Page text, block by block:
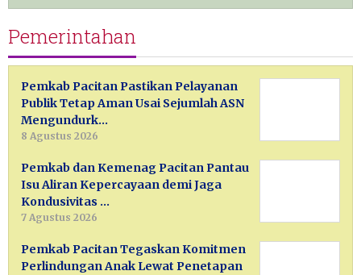
Pemerintahan
Pemkab Pacitan Pastikan Pelayanan
Publik Tetap Aman Usai Sejumlah ASN
Mengundurk…
8 Agustus 2026
Pemkab dan Kemenag Pacitan Pantau
Isu Aliran Kepercayaan demi Jaga
Kondusivitas …
7 Agustus 2026
Pemkab Pacitan Tegaskan Komitmen
Perlindungan Anak Lewat Penetapan